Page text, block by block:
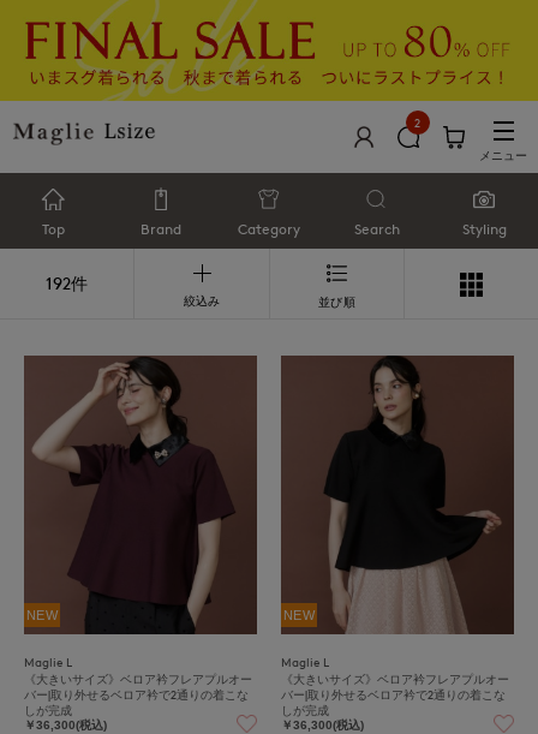
2
メニュー
Top Brand Category Search Styling
192件
絞込み 並び順
NEW
Maglie L
《大きいサイズ》ベロア衿フレアプルオー
バー|取り外せるベロア衿で2通りの着こな
しが完成
￥36,300(税込)
NEW
Maglie L
《大きいサイズ》ベロア衿フレアプルオー
バー|取り外せるベロア衿で2通りの着こな
しが完成
￥36,300(税込)